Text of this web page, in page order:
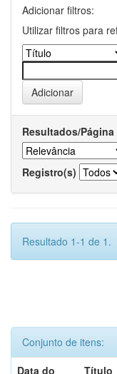
Adicionar filtros:
Utilizar filtros para
Resultados/Página
Registro(s)
Resultado 1-1 de 1.
Conjunto de itens:
Data do
Título